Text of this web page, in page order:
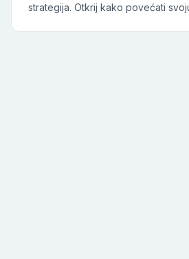
strategija. Otkrij kako povećati